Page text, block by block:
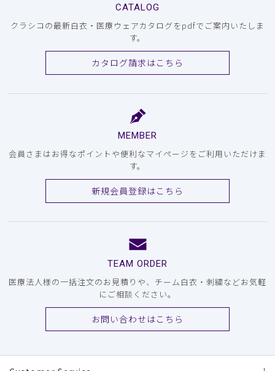
CATALOG
クラシコの最新白衣・医療ウェアカタログをpdfでご案内いたしま
す。
カタログ請求はこちら
MEMBER
会員さまはお得なポイントや便利なマイページをご利用いただけま
す。
新規会員登録はこちら
TEAM ORDER
医療法人様の一括注文のお見積りや、チーム白衣・刺繍などお気軽
にご相談ください。
お問い合わせはこちら